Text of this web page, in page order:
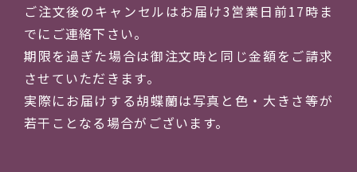
ご注文後のキャンセルはお届け3営業日前17時ま
でにご連絡下さい。
期限を過ぎた場合は御注文時と同じ金額をご請求
させていただきます。
実際にお届けする胡蝶蘭は写真と色・大きさ等が
若干ことなる場合がございます。